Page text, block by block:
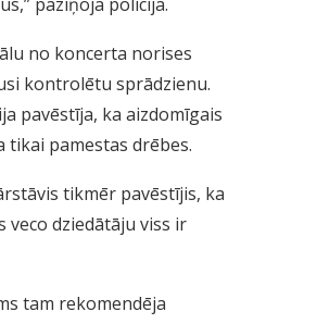
no koncerta norises
kontrolētu sprādzienu.
pavēstīja, ka aizdomīgais
tikai pamestas drēbes.
tikmēr pavēstījis, ka
veco dziedātāju viss ir
tam rekomendēja